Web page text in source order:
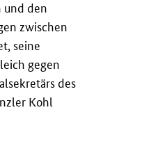
und den
zwischen
seine
gegen
des
Kohl